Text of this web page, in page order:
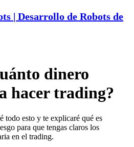
| Desarrollo de Robots de
dinero
hacer trading?
todo esto y te explicaré qué es
para que tengas claros los
en el trading.